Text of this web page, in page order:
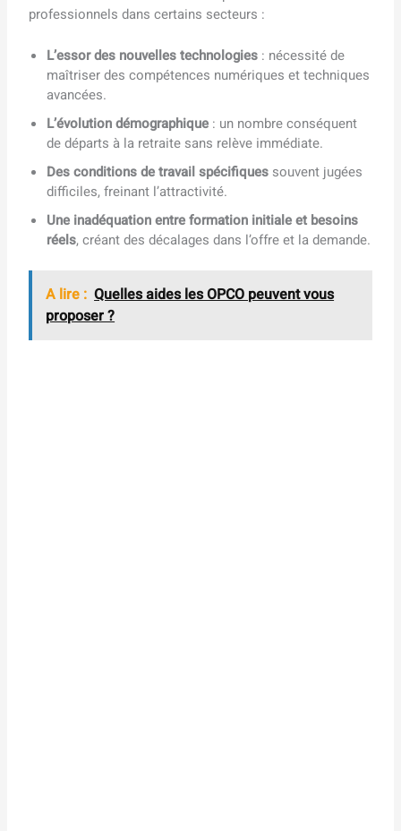
professionnels dans certains secteurs :
L’essor des nouvelles technologies : nécessité de
maîtriser des compétences numériques et techniques
avancées.
L’évolution démographique : un nombre conséquent
de départs à la retraite sans relève immédiate.
Des conditions de travail spécifiques souvent jugées
difficiles, freinant l’attractivité.
Une inadéquation entre formation initiale et besoins
réels, créant des décalages dans l’offre et la demande.
A lire : Quelles aides les OPCO peuvent vous
proposer ?